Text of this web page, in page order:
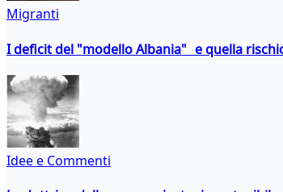
Migranti
I deficit del "modello Albania" e quella
Idee e Commenti